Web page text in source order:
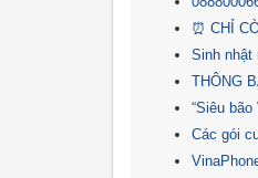
⏰ CHỈ
Sinh nhật
THÔNG
“Siêu
Các gói